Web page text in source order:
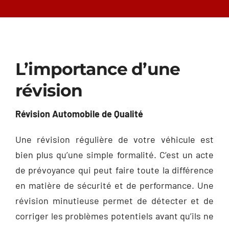
L’importance d’une
révision
Révision Automobile de Qualité
Une révision régulière de votre véhicule est
bien plus qu’une simple formalité. C’est un acte
de prévoyance qui peut faire toute la différence
en matière de sécurité et de performance. Une
révision minutieuse permet de détecter et de
corriger les problèmes potentiels avant qu’ils ne